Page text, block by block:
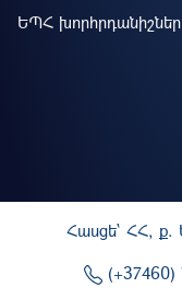
ԵՊՀ
Հասցե` ՀՀ, ք.
(+37460)